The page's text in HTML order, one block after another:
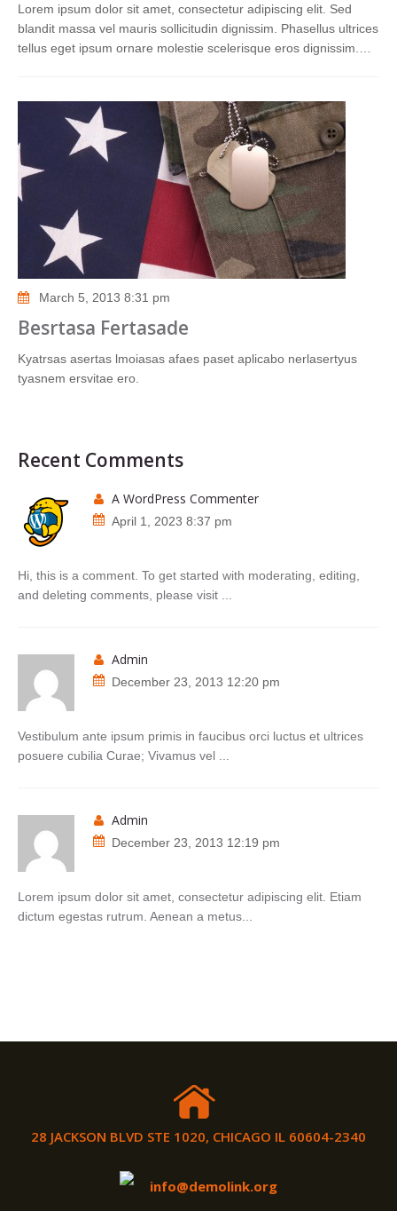
Lorem ipsum dolor sit amet, consectetur adipiscing elit. Sed
blandit massa vel mauris sollicitudin dignissim. Phasellus ultrices
tellus eget ipsum ornare molestie scelerisque eros dignissim.…
March 5, 2013 8:31 pm
Besrtasa Fertasade
Kyatrsas asertas lmoiasas afaes paset aplicabo nerlasertyus
tyasnem ersvitae ero.
Recent Comments
A WordPress Commenter
April 1, 2023 8:37 pm
Hi, this is a comment. To get started with moderating, editing,
and deleting comments, please visit ...
admin
December 23, 2013 12:20 pm
Vestibulum ante ipsum primis in faucibus orci luctus et ultrices
posuere cubilia Curae; Vivamus vel ...
admin
December 23, 2013 12:19 pm
Lorem ipsum dolor sit amet, consectetur adipiscing elit. Etiam
dictum egestas rutrum. Aenean a metus...
28 JACKSON BLVD STE 1020, CHICAGO IL 60604-2340
info@demolink.org